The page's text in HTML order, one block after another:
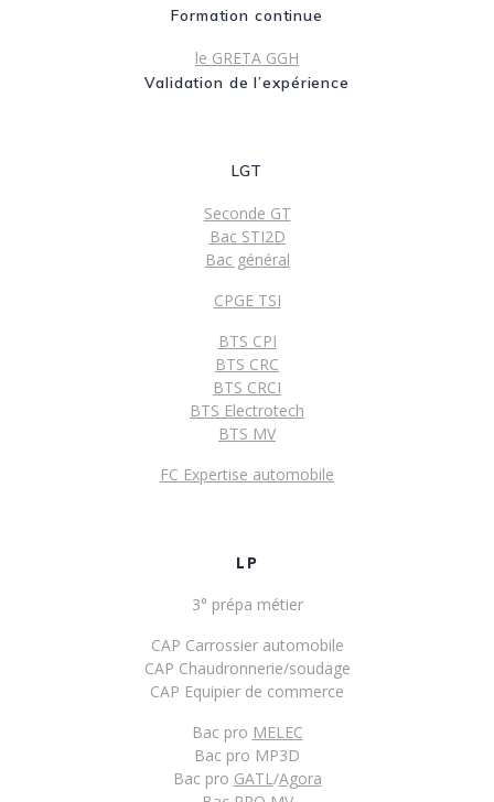
Formation continue
le GRETA GGH
Validation de l’expérience
LGT
Seconde GT
Bac STI2D
Bac général
CPGE TSI
BTS CPI
BTS CRC
BTS CRCI
BTS Electrotech
BTS MV
FC Expertise automobile
LP
3° prépa métier
CAP Carrossier automobile
CAP Chaudronnerie/soudage
CAP Equipier de commerce
Bac pro MELEC
Bac pro MP3D
Bac pro GATL/Agora